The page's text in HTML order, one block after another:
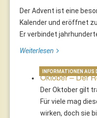
Der Advent ist eine
Kalender und eröffnet
Er verbindet
Weiterlesen
Oktober – Der
Der Oktober gilt
Für viele mag
wirken, doch sie
INFORMATIONEN AUS